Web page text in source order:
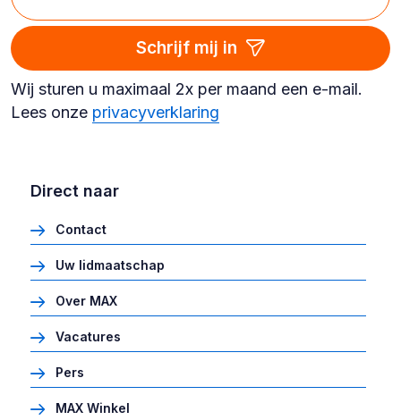
Schrijf mij in
Wij sturen u maximaal 2x per maand een e-mail.
Lees onze privacyverklaring
Direct naar
Contact
Uw lidmaatschap
Over MAX
Vacatures
Pers
MAX Winkel